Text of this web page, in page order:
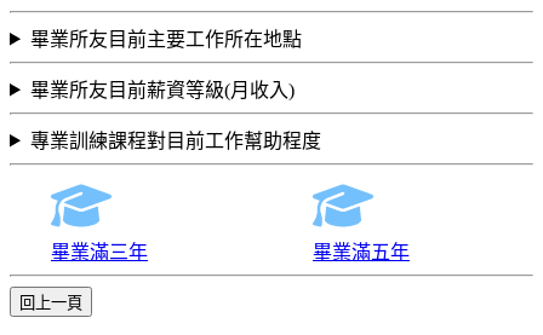
畢業所友目前主要工作所在地點
畢業所友目前薪資等級(月收入)
專業訓練課程對目前工作幫助程度
畢業滿三年 畢業滿五年